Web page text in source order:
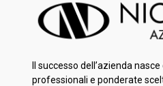
Il successo dell’azienda
professionali e ponderate